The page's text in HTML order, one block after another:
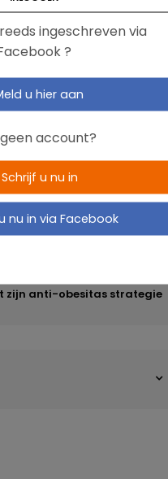
zijn anti-obesitas strategie
ingeschreven via
?
u hier aan
account?
Schrijf u nu in
nu in via Facebook